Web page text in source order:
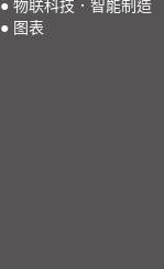
● 物联科技．智能制造
● 图表